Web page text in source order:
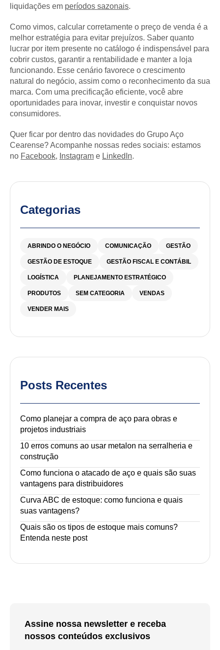
liquidações em períodos sazonais.
Como vimos, calcular corretamente o preço de venda é a
melhor estratégia para evitar prejuízos. Saber quanto
lucrar por item presente no catálogo é indispensável para
cobrir custos, garantir a rentabilidade e manter a loja
funcionando. Esse cenário favorece o crescimento
natural do negócio, assim como o reconhecimento da sua
marca. Com uma precificação eficiente, você abre
oportunidades para inovar, investir e conquistar novos
consumidores.
Quer ficar por dentro das novidades do Grupo Aço
Cearense? Acompanhe nossas redes sociais: estamos
no Facebook, Instagram e LinkedIn.
Categorias
ABRINDO O NEGÓCIO COMUNICAÇÃO GESTÃO
GESTÃO DE ESTOQUE GESTÃO FISCAL E CONTÁBIL
LOGÍSTICA PLANEJAMENTO ESTRATÉGICO
PRODUTOS SEM CATEGORIA VENDAS
VENDER MAIS
Posts Recentes
Como planejar a compra de aço para obras e
projetos industriais
10 erros comuns ao usar metalon na serralheria e
construção
Como funciona o atacado de aço e quais são suas
vantagens para distribuidores
Curva ABC de estoque: como funciona e quais
suas vantagens?
Quais são os tipos de estoque mais comuns?
Entenda neste post
Assine nossa newsletter e receba
nossos conteúdos exclusivos